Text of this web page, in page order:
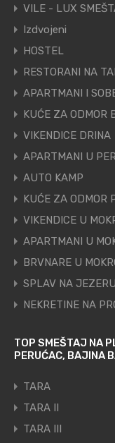
VILE - LUX
Izdvojeni
HOSTEL
RESTORANI NA
APARTMANI I
KUĆE ZA ODMOR
VIKENDICE DRINA
APARTMANI U
AUTO KAMP
KUĆE ZA ODMOR
VIKENDICE U
APARTMANI U
BRVNARE U
SPLAV NA
NEKRETINE NA
TOP SMEŠTAJ NA
PERUĆAC, BAJINA
TARA
TARA II
TARA III